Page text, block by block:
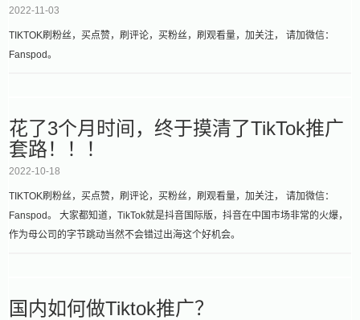
2022-11-03
TIKTOK刷粉丝，买点赞，刷评论，买粉丝，刷观看量，加关注， 请加微信：
Fanspod。
花了3个月时间，终于摸清了TikTok推广
套路！！！
2022-10-18
TIKTOK刷粉丝，买点赞，刷评论，买粉丝，刷观看量，加关注， 请加微信：
Fanspod。 大家都知道，TikTok就是抖音国际版，抖音在中国市场非常的火爆，
作为母公司的字节跳动当然不会错过出海这个好机会。
国内如何做Tiktok推广？